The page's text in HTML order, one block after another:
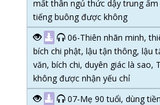
mất thân ngủ thức dậy trung
tiếng buông được không
06-Thiên nhãn minh,
bích chi phật, lậu tận thông, lậu
văn, bích chi, duyên giác là sao,
không được nhận yếu chỉ
07-Mẹ 90 tuổi, dùng